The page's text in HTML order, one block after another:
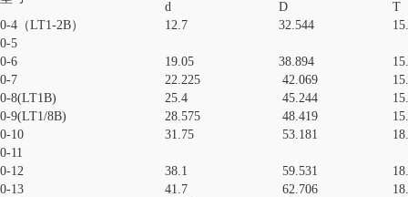
d
D
T
0-4（LT1-2B）
12.7 32.544
0-5
0-6
19.05 38.894
0-7
22.225 42.069
0-8(LT1B)
25.4 45.244
0-9(LT1/8B)
28.575 48.419
0-10
31.75 53.181
0-11
0-12
38.1 59.531
0-13
41.7 62.706